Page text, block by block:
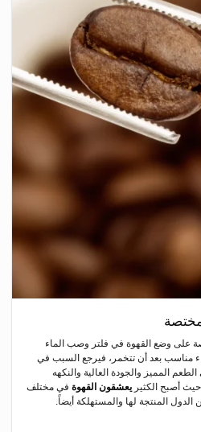
على وضع القهوة في فلتر وصب الماء
مناسب بعد أن تتخمر، فيرجع السبب في
المميز والجودة العالية والنكهه
أصبح الكثير يعشقون القهوةفي مختلف
المنتجة لها والمستهلكة أيضاً.